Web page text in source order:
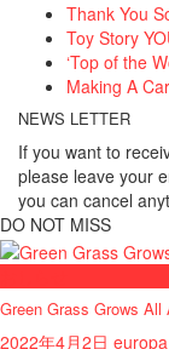
Thank You
Toy Story
‘Top of the
Making A
NEWS LETTER
If you want to
please leave your
you can cancel
DO NOT MISS
Green Grass Grows All
2022年4月2日 europa